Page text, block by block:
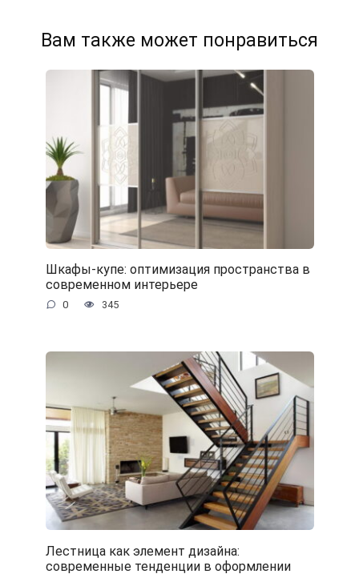
Вам также может понравиться
Шкафы-купе: оптимизация пространства в
современном интерьере
0 345
Лестница как элемент дизайна:
современные тенденции в оформлении